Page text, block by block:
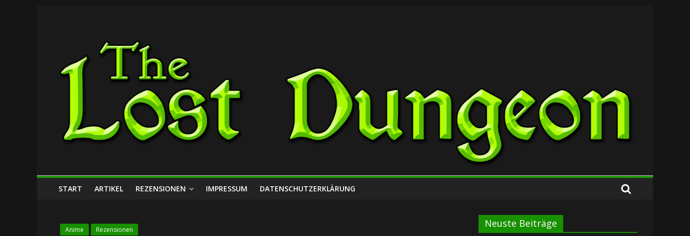
Lost
Dungeon
START ARTIKEL REZENSIONEN IMPRESSUM DATENSCHUTZERKLÄRUNG
Anime Rezensionen
Neuste Beiträge